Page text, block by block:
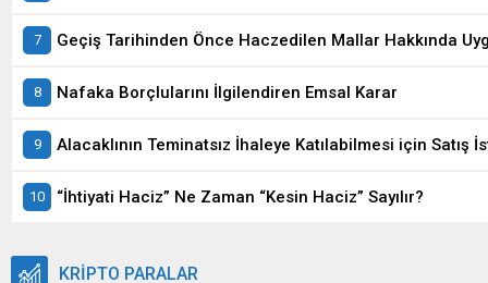
Geçiş Tarihinden Önce Haczedilen Mallar Hakkında
Nafaka Borçlularını İlgilendiren Emsal Karar
“İhtiyati Haciz” Ne Zaman “Kesin Haciz” Sayılır?
KRİPTO PARALAR